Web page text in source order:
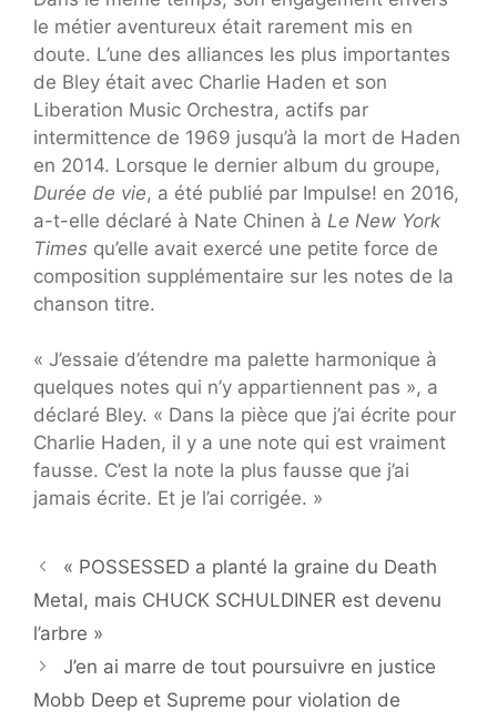
le métier aventureux était rarement mis en
doute. L’une des alliances les plus importantes
de Bley était avec Charlie Haden et son
Liberation Music Orchestra, actifs par
intermittence de 1969 jusqu’à la mort de Haden
en 2014. Lorsque le dernier album du groupe,
Durée de vie, a été publié par Impulse! en 2016,
a-t-elle déclaré à Nate Chinen à Le New York
Times qu’elle avait exercé une petite force de
composition supplémentaire sur les notes de la
chanson titre.
« J’essaie d’étendre ma palette harmonique à
quelques notes qui n’y appartiennent pas », a
déclaré Bley. « Dans la pièce que j’ai écrite pour
Charlie Haden, il y a une note qui est vraiment
fausse. C’est la note la plus fausse que j’ai
jamais écrite. Et je l’ai corrigée. »
« POSSESSED a planté la graine du Death
Metal, mais CHUCK SCHULDINER est devenu
l’arbre »
J’en ai marre de tout poursuivre en justice
Mobb Deep et Supreme pour violation de